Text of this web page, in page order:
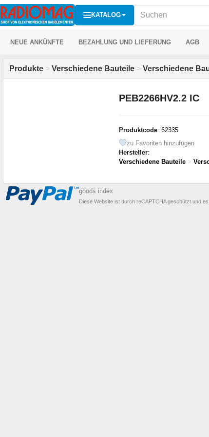
KATALOG
NEUE ANKÜNFTE BEZAHLUNG UND LIEFERUNG AGB
Produkte > Verschiedene Bauteile > Verschiedene
PEB2266HV2.2 IC
Produktcode: 62335
zu Favoriten hinzufügen
Hersteller:
Verschiedene Bauteile >
goods index
Diese Website ist durch reCAPTCHA geschützt und